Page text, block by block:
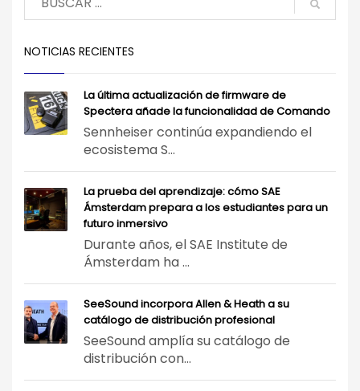
NOTICIAS RECIENTES
La última actualización de firmware de
Spectera añade la funcionalidad de Comando
Sennheiser continúa expandiendo el
ecosistema S...
La prueba del aprendizaje: cómo SAE
Ámsterdam prepara a los estudiantes para un
futuro inmersivo
Durante años, el SAE Institute de
Ámsterdam ha ...
SeeSound incorpora Allen & Heath a su
catálogo de distribución profesional
SeeSound amplía su catálogo de
distribución con...